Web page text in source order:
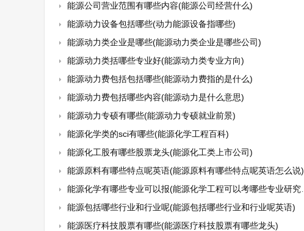
能源公司营业范围有哪些内容(能源公司经营什么)
能源动力设备包括哪些(动力能源设备指哪些)
能源动力类企业是哪些(能源动力类企业是哪些公司)
能源动力类括哪些专业好(能源动力类专业方向)
能源动力费包括包括哪些(能源动力费指的是什么)
能源动力费包括哪些内容(能源动力是什么意思)
能源动力专硕有哪些(能源动力专硕就业前景)
能源化学类的sci有哪些(能源化学工程百科)
能源化工股有哪些股票龙头(能源化工类上市公司)
能源原料有哪些特点呢英语(能源原料有哪些特点呢英语怎么说)
能源化学有哪些专业可以报(能源化学工程可以考哪些专业研究生)
能源包括哪些行业和行业呢(能源包括哪些行业和行业呢英语)
能源医疗科技股票有哪些(能源医疗科技股票有哪些龙头)